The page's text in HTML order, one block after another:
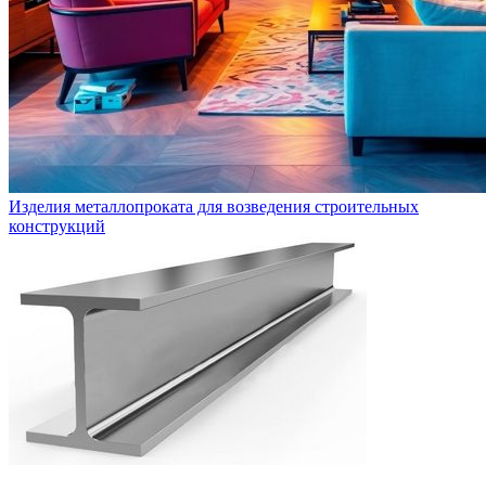
Изделия металлопроката для возведения строительных
конструкций